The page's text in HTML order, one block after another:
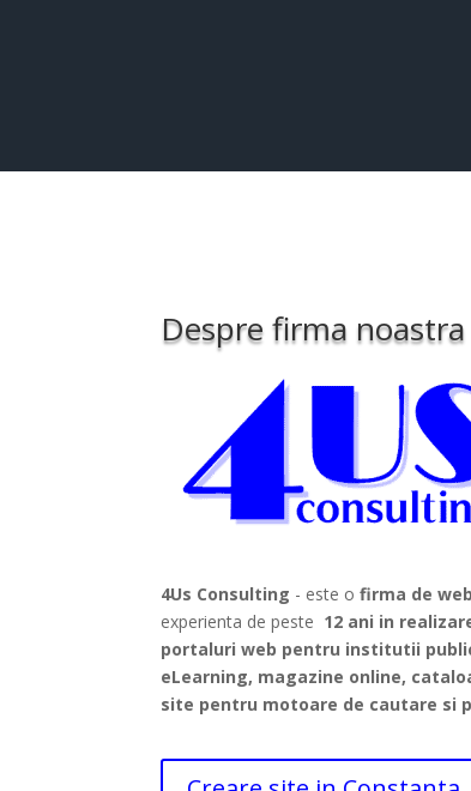
Despre firma
4Us Consulting - este ofirma de
experienta de peste 12 ani in
portaluri web pentru institutii
eLearning, magazine online,
site pentru motoare de cautare si